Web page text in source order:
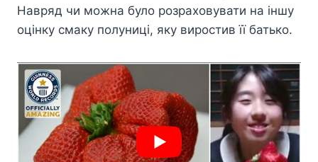
Навряд чи можна було розраховувати на іншу
оцінку смаку полуниці, яку виростив її батько.